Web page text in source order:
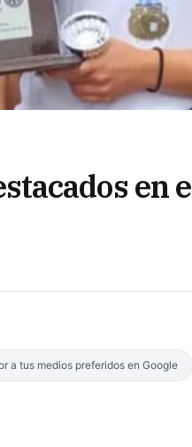
en
a tus medios preferidos en Google